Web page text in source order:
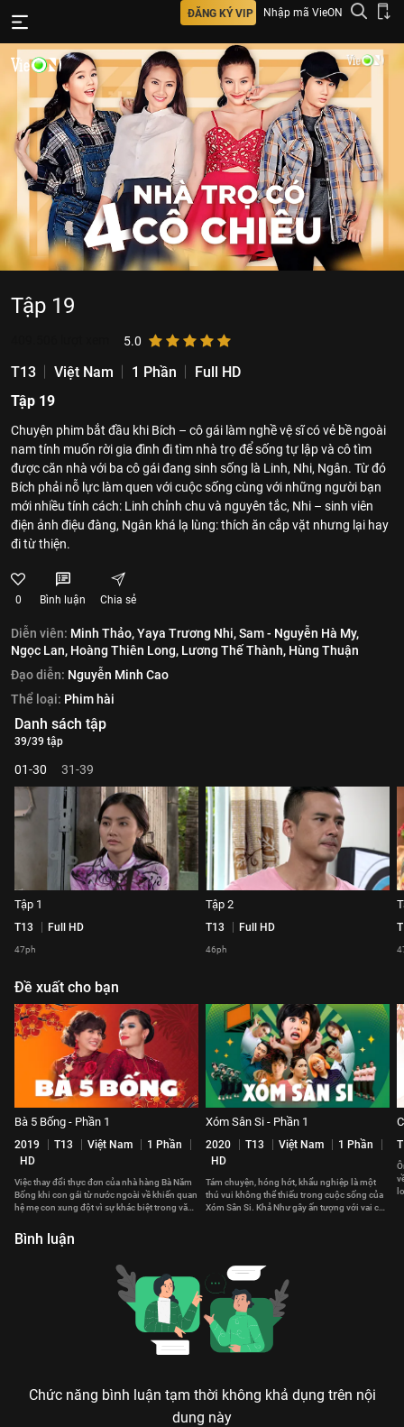
ĐĂNG KÝ VIP Nhập mã VieON
Tập 19
5.0
T13 Việt Nam 1 Phần
Full HD
Tập 19
Chuyện phim bắt đầu khi Bích – cô gái làm nghề vệ sĩ có vẻ bề ngoài
nam tính muốn rời gia đình đi tìm nhà trọ để sống tự lập và cô tìm
được căn nhà với ba cô gái đang sinh sống là Linh, Nhi, Ngân. Từ đó
Bích phải nỗ lực làm quen với cuộc sống cùng với những người bạn
mới nhiều tính cách: Linh chỉnh chu và nguyên tắc, Nhi – sinh viên
điện ảnh điệu đàng, Ngân khá lạ lùng: thích ăn cắp vặt nhưng lại hay
đi từ thiện.
0 Bình luận Chia sẻ
Diễn viên: Minh Thảo,Yaya Trương Nhi,Sam - Nguyễn Hà My,
Ngọc Lan, Hoàng Thiên Long, Lương Thế Thành, Hùng Thuận
Đạo diễn: Nguyễn Minh Cao
Thể loại: Phim hài
Danh sách tập
39/39 tập
01-30 31-39
Tập 1
T13 Full HD
47ph
Tập 2
T13 Full HD
46ph
Đề xuất cho bạn
Bà 5 Bống - Phần 1
2019 T13 Việt Nam
1 Phần
HD
Việc thay đổi thực đơn của nhà hàng Bà Năm
Bống khi con gái từ nước ngoài về khiến quan
hệ mẹ con xung đột vì sự khác biệt trong văn
Xóm Sân Si - Phần 1
2020 T13 Việt Nam
1 Phần
HD
Tám chuyện, hóng hớt, khẩu nghiệp là một
thú vui không thể thiếu trong cuộc sống của
Xóm Sân Si. Khả Như gây ấn tượng với vai chị
Bình luận
Chức năng bình luận tạm thời không khả dụng trên nội
dung này